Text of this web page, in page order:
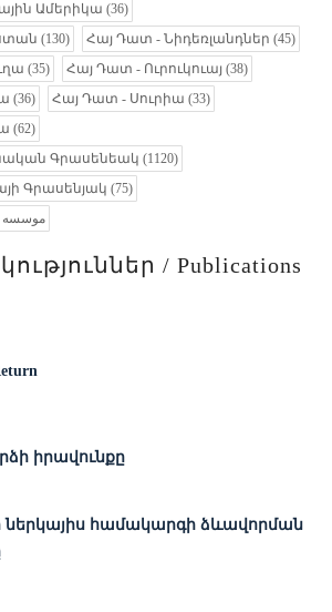
Ամերիկա (36)
(130) Հայ Դատ - Նիդեռլանդներ (45)
(35) Հայ Դատ - Ուրուկուայ (38)
(36) Հայ Դատ - Սուրիա (33)
(62)
Գրասենեակ (1120)
Գրասենյակ (75)
موسسه
/ Publications
իրավունքը
համակարգի ձևավորման